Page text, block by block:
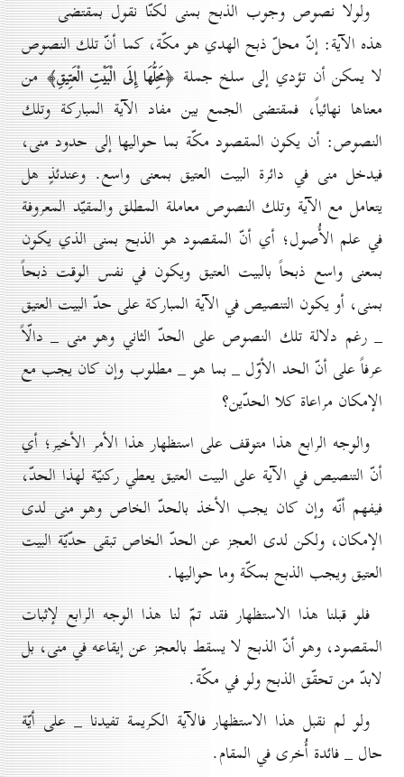
ولولا نصوص وجوب الذبح بمنى لكنّا نقول بمقتضى
هذه الآية: إنّ محلّ ذبح الهدي هو مكّة، كما أنّ تلك النصوص
لا يمكن أن تؤدي إلى سلخ جملة ﴿مَحِلُّهَا إِلَى الْبَيْتِ الْعَتِيقِ﴾من
معناها نهائياً، فمقتضى الجمع بين مفاد الآية المباركة وتلك
النصوص: أن يكون المقصود مكّة بما حواليها إلى حدود منى،
فيدخل منى في دائرة البيت العتيق بمعنى واسع. وعندئذٍ هل
يتعامل مع الآية وتلك النصوص معاملة المطلق والمقيّد المعروفة
في علم الأُصول؛ أي أنّ المقصود هو الذبح بمنى الذي يكون
بمعنى واسع ذبحاً بالبيت العتيق ويكون في نفس الوقت ذبحاً
بمنى، أو يكون التنصيص في الآية المباركة على حدّ البيت العتيق
_ رغم دلالة تلك النصوص على الحدّ الثاني وهو منى _ دالّاً
عرفاً على أنّ الحد الأوّل _ بما هو _ مطلوب وإن كان يجب مع
الإمكان مراعاة كلا الحدّين؟
والوجه الرابع هذا متوقف على استظهار هذا الأمر الأخير؛ أي
أنّ التنصيص في الآية على البيت العتيق يعطي ركنيّة لهذا الحدّ،
فيفهم أنّه وإن كان يجب الأخذ بالحدّ الخاص وهو منى لدى
الإمكان، ولكن لدى العجز عن الحدّ الخاص تبقى حدّيّة البيت
العتيق ويجب الذبح بمكّة وما حواليها.
فلو قبلنا هذا الاستظهار فقد تمّ لنا هذا الوجه الرابع لإثبات
المقصود، وهو أنّ الذبح لا يسقط بالعجز عن إيقاعه في منى، بل
لابدّ من تحقّق الذبح ولو في مكّة.
ولو لم نقبل هذا الاستظهار فالآية الكريمة تفيدنا _ على أيّة
حال _ فائدة أُخرى في المقام.